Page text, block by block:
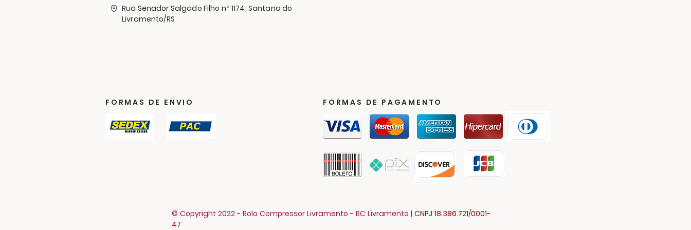
Rua Senador Salgado Filho nº 1174, Santana do
Livramento/RS
FORMAS DE ENVIO FORMAS DE PAGAMENTO
© Copyright 2022 - Rolo Compressor Livramento - RC Livramento | CNPJ 18.386.721/0001-
47